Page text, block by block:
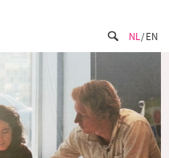
NL EN